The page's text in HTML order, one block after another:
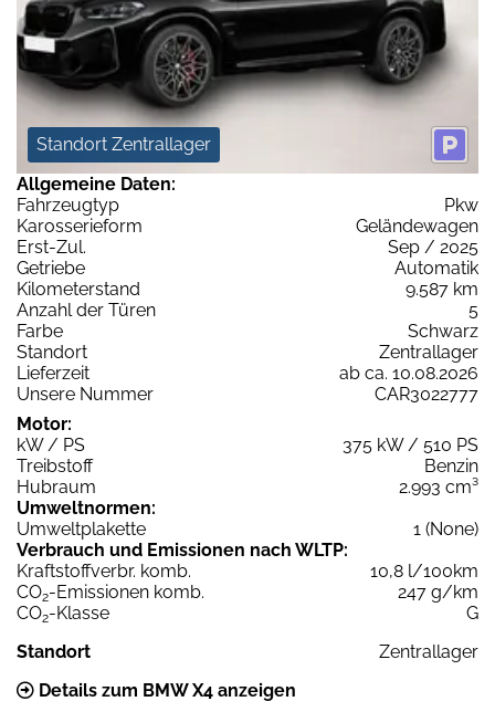
Standort Zentrallager
Allgemeine Daten:
Fahrzeugtyp
Pkw
Karosserieform
Geländewagen
Erst-Zul.
Sep / 2025
Getriebe
Automatik
Kilometerstand
9.587 km
Anzahl der Türen
5
Farbe
Schwarz
Standort
Zentrallager
Lieferzeit
ab ca. 10.08.2026
Unsere Nummer
CAR3022777
Motor:
kW / PS
375 kW / 510 PS
Treibstoff
Benzin
Hubraum
2.993 cm³
Umweltnormen:
Umweltplakette
1 (None)
Verbrauch und Emissionen nach WLTP:
Kraftstoffverbr. komb.
10,8 l/100km
CO2-Emissionen komb.
247 g/km
CO2-Klasse
G
Standort
Zentrallager
Details zum BMW X4 anzeigen